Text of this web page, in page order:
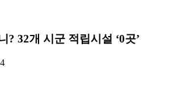
? 32개 시군 적립시설 ‘0곳’